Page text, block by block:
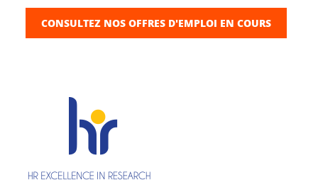
CONSULTEZ NOS OFFRES D'EMPLOI EN COURS